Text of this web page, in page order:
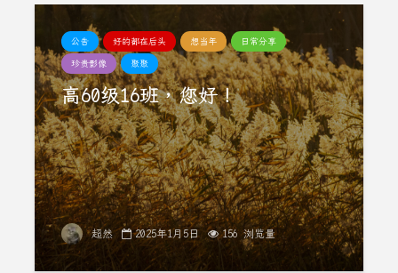
公告 好的都在后头 想当年 日常分享
珍贵影像 聚聚
高60级16班，您好！
超然 2025年1月5日 156 浏览量